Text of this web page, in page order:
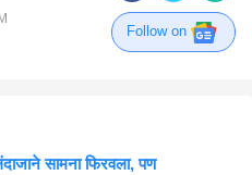
Follow on
सामना फिरवला, पण